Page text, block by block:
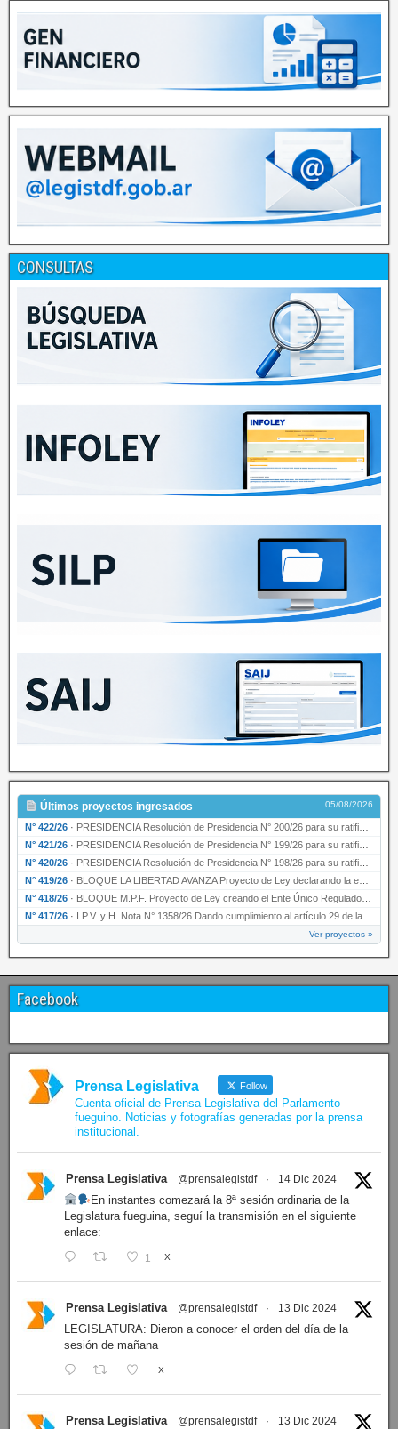
CONSULTAS
Últimos proyectos ingresados 05/08/2026
N° 422/26 · PRESIDENCIA Resolución de Presidencia N° 200/26 para su ratificación.
N° 421/26 · PRESIDENCIA Resolución de Presidencia N° 199/26 para su ratificación.
N° 420/26 · PRESIDENCIA Resolución de Presidencia N° 198/26 para su ratificación.
N° 419/26 · BLOQUE LA LIBERTAD AVANZA Proyecto de Ley declarando la esencialidad del servicio educativ…
N° 418/26 · BLOQUE M.P.F. Proyecto de Ley creando el Ente Único Regulador de servicios públicos de la …
N° 417/26 · I.P.V. y H. Nota N° 1358/26 Dando cumplimiento al artículo 29 de la Ley provincial N° 1399…
Ver proyectos »
Facebook
Prensa Legislativa Follow
Cuenta oficial de Prensa Legislativa del Parlamento
fueguino. Noticias y fotografías generadas por la prensa
institucional.
Prensa Legislativa @prensalegistdf · 14 Dic 2024
En instantes comezará la 8ª sesión ordinaria de la
Legislatura fueguina, seguí la transmisión en el siguiente
enlace:
1 X
Prensa Legislativa @prensalegistdf · 13 Dic 2024
LEGISLATURA: Dieron a conocer el orden del día de la
sesión de mañana
X
Prensa Legislativa @prensalegistdf · 13 Dic 2024